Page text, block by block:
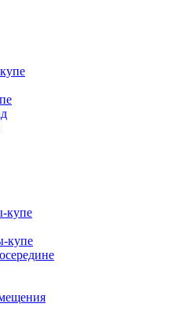
купе
купе